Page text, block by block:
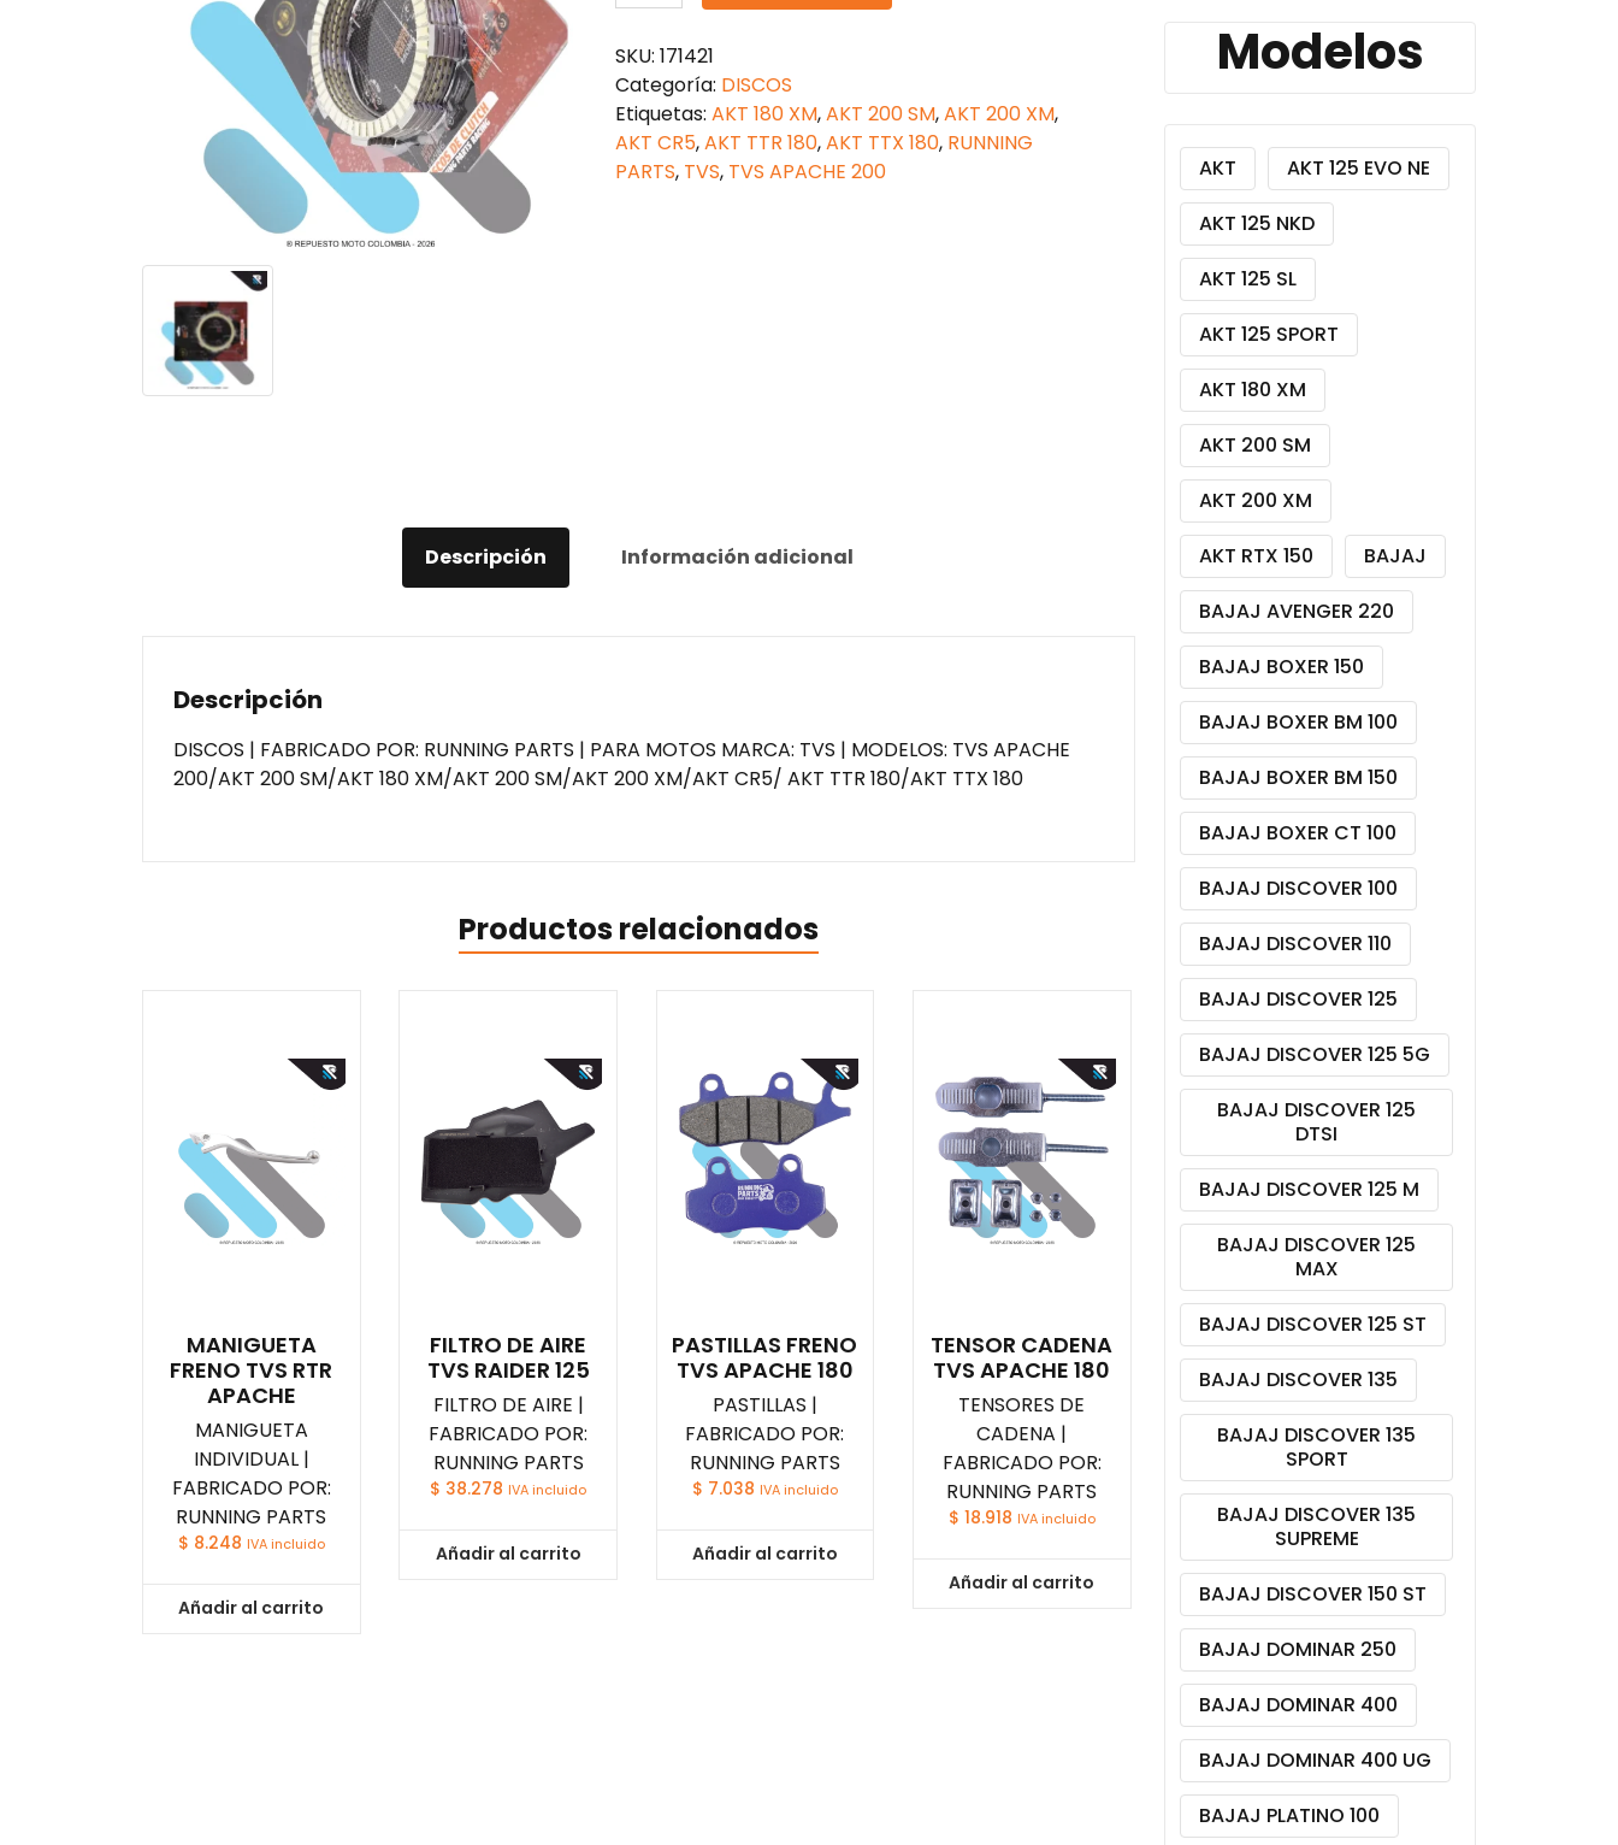
APACHE
200
RACING
cantidad
SKU: 171421
Categoría: DISCOS
Etiquetas: AKT 180 XM,AKT 200 SM,AKT 200 XM,
AKT CR5,AKT TTR 180,AKT TTX 180, RUNNING
PARTS, TVS, TVS APACHE 200
Descripción Información adicional
Descripción
DISCOS | FABRICADO POR: RUNNING PARTS | PARA MOTOS MARCA: TVS | MODELOS: TVS APACHE
200/AKT 200 SM/AKT 180 XM/AKT 200 SM/AKT 200 XM/AKT CR5/ AKT TTR 180/AKT TTX 180
Productos relacionados
MANIGUETA
FRENO TVS RTR
APACHE
MANIGUETA
INDIVIDUAL |
FABRICADO POR:
RUNNING PARTS
$ 8.248 IVA incluido
Añadir al carrito
FILTRO DE AIRE
TVS RAIDER 125
FILTRO DE AIRE |
FABRICADO POR:
RUNNING PARTS
$ 38.278 IVA incluido
Añadir al carrito
PASTILLAS FRENO
TVS APACHE 180
PASTILLAS |
FABRICADO POR:
RUNNING PARTS
$ 7.038 IVA incluido
Añadir al carrito
TENSOR CADENA
TVS APACHE 180
TENSORES DE
CADENA |
FABRICADO POR:
RUNNING PARTS
$ 18.918 IVA incluido
Añadir al carrito
Modelos
AKT
AKT 125 EVO NE
AKT 125 NKD
AKT 125 SL
AKT 125 SPORT
AKT 180 XM
AKT 200 SM
AKT 200 XM
AKT RTX 150
BAJAJ
BAJAJ AVENGER 220
BAJAJ BOXER 150
BAJAJ BOXER BM 100
BAJAJ BOXER BM 150
BAJAJ BOXER CT 100
BAJAJ DISCOVER 100
BAJAJ DISCOVER 110
BAJAJ DISCOVER 125
BAJAJ DISCOVER 125 5G
BAJAJ DISCOVER 125
DTSI
BAJAJ DISCOVER 125 M
BAJAJ DISCOVER 125
MAX
BAJAJ DISCOVER 125 ST
BAJAJ DISCOVER 135
BAJAJ DISCOVER 135
SPORT
BAJAJ DISCOVER 135
SUPREME
BAJAJ DISCOVER 150 ST
BAJAJ DOMINAR 250
BAJAJ DOMINAR 400
BAJAJ DOMINAR 400 UG
BAJAJ PLATINO 100